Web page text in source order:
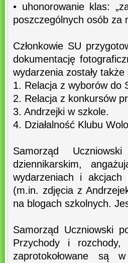
• uhonorowanie klas:
poszczególnych osób za
Członkowie SU
dokumentację
wydarzenia zostały także
1. Relacja z wyborów do
2. Relacja z konkursów
3. Andrzejki w szkole.
4. Działalność Klubu
Samorząd
dziennikarskim,
wydarzeniach i akcjach
(m.in. zdjęcia z
na blogach szkolnych.
Samorząd Uczniowski
Przychody i rozchody,
zaprotokołowane są